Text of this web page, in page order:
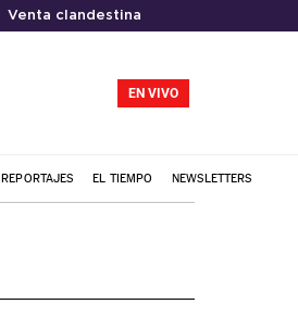
Venta clandestina
EN VIVO
REPORTAJES EL TIEMPO NEWSLETTERS